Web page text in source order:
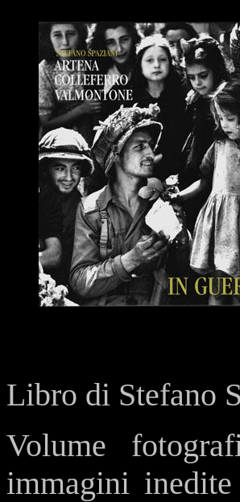
Libro di Stefano
Volume
immagini